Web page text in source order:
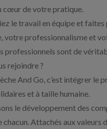
cœur de votre pratique.
le travail en équipe et
votre professionnalisme et
professionnels sont de
rejoindre ?
And Go, c’est intégrer le
et à taille humaine.
le développement des
chacun. Attachés aux valeurs